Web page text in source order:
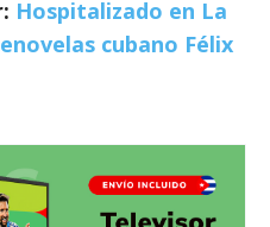
Hospitalizado en La
cubano Félix